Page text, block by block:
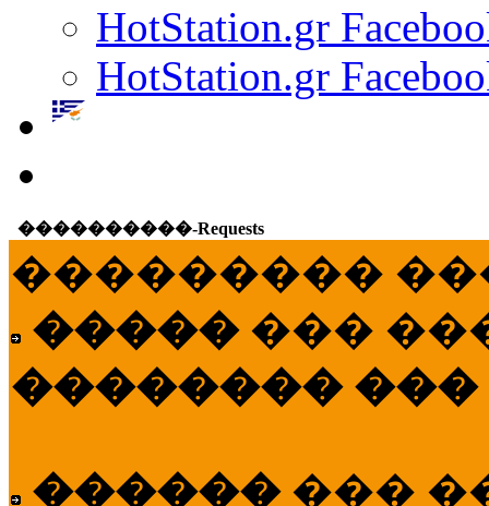
HotStation.gr
HotStation.gr
����������-Requests
���������
����� ���
�������� ���
������ ���